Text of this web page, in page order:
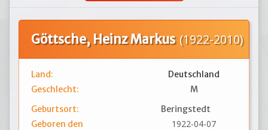
Göttsche, Heinz Markus (1922-2010)
Land:
Deutschland
Geschlecht:
M
Geburtsort:
Beringstedt
Geboren den
1922-04-07